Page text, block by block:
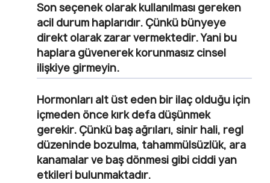
Son seçenek olarak kullanılması gereken
acil durum haplarıdır. Çünkü bünyeye
direkt olarak zarar vermektedir. Yani bu
haplara güvenerek korunmasız cinsel
ilişkiye girmeyin.
Hormonları alt üst eden bir ilaç olduğu için
içmeden önce kırk defa düşünmek
gerekir. Çünkü baş ağrıları, sinir hali, regl
düzeninde bozulma, tahammülsüzlük, ara
kanamalar ve baş dönmesi gibi ciddi yan
etkileri bulunmaktadır.